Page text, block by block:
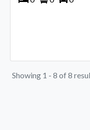
Showing 1 - 8 of 8